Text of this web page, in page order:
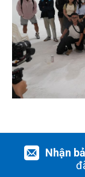
Nhận